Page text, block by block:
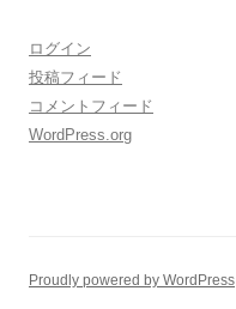
ログイン
投稿フィード
コメントフィード
WordPress.org
Proudly powered by WordPress